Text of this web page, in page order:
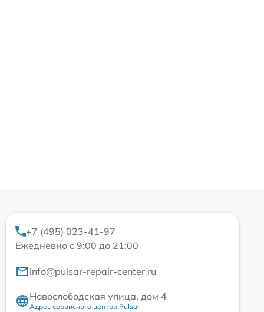
+7 (495) 023-41-97
Ежедневно с 9:00 до 21:00
info@pulsar-repair-center.ru
Новослободская улица, дом 4
Адрес сервисного центра Pulsar